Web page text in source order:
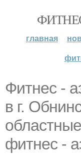
главная
Фитнес -
в г.
фитнес -